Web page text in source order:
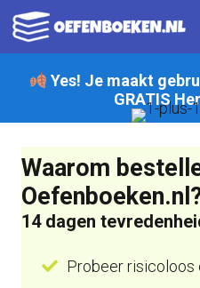
Ga
naar
Yes! Je maakt
GRATIS
Waarom
14 dagen
Probeer risicoloos